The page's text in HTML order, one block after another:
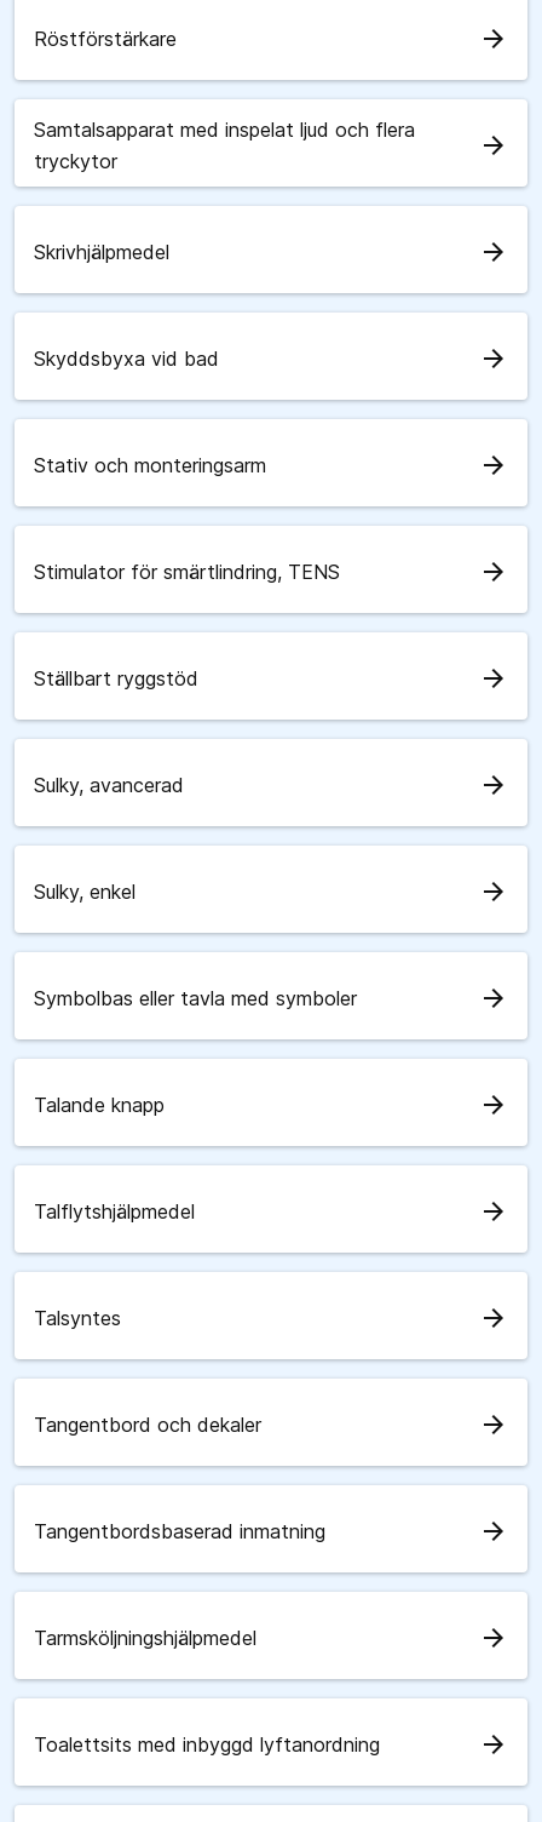
Röstförstärkare arrow_forward
Samtalsapparat med inspelat ljud och flera
tryckytor
arrow_forward
Skrivhjälpmedel arrow_forward
Skyddsbyxa vid bad arrow_forward
Stativ och monteringsarm arrow_forward
Stimulator för smärtlindring, TENS arrow_forward
Ställbart ryggstöd arrow_forward
Sulky, avancerad arrow_forward
Sulky, enkel arrow_forward
Symbolbas eller tavla med symboler arrow_forward
Talande knapp arrow_forward
Talflytshjälpmedel arrow_forward
Talsyntes arrow_forward
Tangentbord och dekaler arrow_forward
Tangentbordsbaserad inmatning arrow_forward
Tarmsköljningshjälpmedel arrow_forward
Toalettsits med inbyggd lyftanordning arrow_forward